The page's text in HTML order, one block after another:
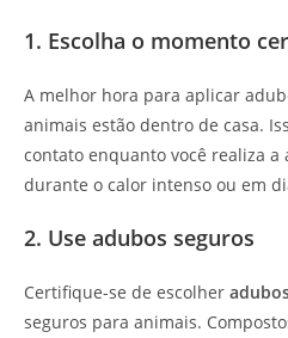
1. Escolha o momento
A melhor hora para aplicar
animais estão dentro de casa.
contato enquanto você realiza a
durante o calor intenso ou em
2. Use adubos seguros
Certifique-se de escolher
seguros para animais.